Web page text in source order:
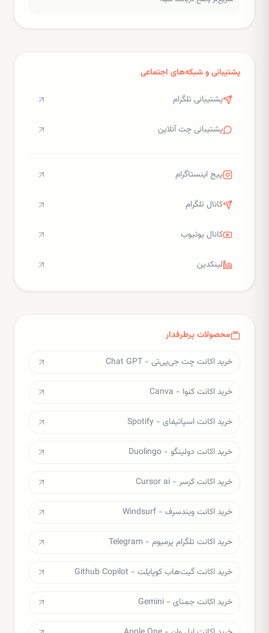
پشتیبانی و شبکه‌های اجتماعی
پشتیبانی تلگرام
پشتیبانی چت آنلاین
پیج اینستاگرام
کانال تلگرام
کانال یوتیوب
لینکدین
محصولات پرطرفدار
خرید اکانت چت جی‌پی‌تی - Chat GPT
خرید اکانت کنوا - Canva
خرید اکانت اسپاتیفای - Spotify
خرید اکانت دولینگو - Duolingo
خرید اکانت کرسر - Cursor ai
خرید اکانت ویندسرف - Windsurf
خرید اکانت تلگرام پرمیوم - Telegram
خرید اکانت گیت‌هاب کوپایلت - Github Copilot
خرید اکانت جمنای - Gemini